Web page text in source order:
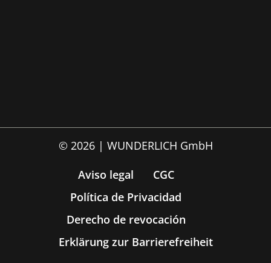
© 2026 | WUNDERLICH GmbH
Aviso legal
CGC
Política de Privacidad
Derecho de revocación
Erklärung zur Barrierefreiheit